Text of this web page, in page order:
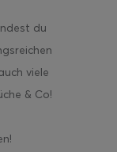
du
viele
& Co!